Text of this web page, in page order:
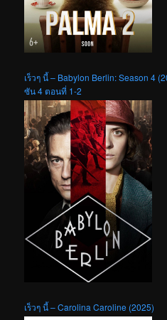
เร็วๆ นี้ – Babylon Berlin: Season 4
ซัน 4 ตอนที่ 1-2
เร็วๆ นี้ – Carolina Caroline (2025)